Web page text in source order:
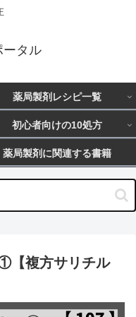
ータル
薬局製剤レシピ一覧
初心者向けの10処方
薬局製剤に関連する書籍
【複方サリチル